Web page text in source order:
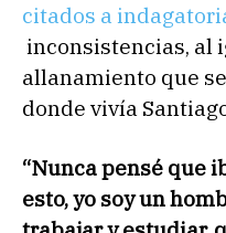
citados a
inconsistencias, al
allanamiento que
donde vivía
“Nunca pensé que
esto, yo soy un